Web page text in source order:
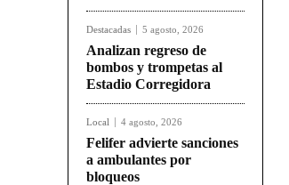
Destacadas 5 agosto, 2026
Analizan regreso de
bombos y trompetas al
Estadio Corregidora
Local 4 agosto, 2026
Felifer advierte sanciones
a ambulantes por
bloqueos